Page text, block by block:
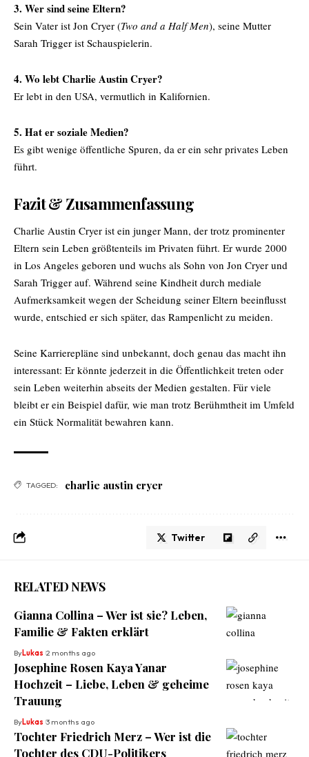
3. Wer sind seine Eltern?
Sein Vater ist Jon Cryer (Two and a Half Men), seine Mutter
Sarah Trigger ist Schauspielerin.
4. Wo lebt Charlie Austin Cryer?
Er lebt in den USA, vermutlich in Kalifornien.
5. Hat er soziale Medien?
Es gibt wenige öffentliche Spuren, da er ein sehr privates Leben
führt.
Fazit & Zusammenfassung
Charlie Austin Cryer ist ein junger Mann, der trotz prominenter
Eltern sein Leben größtenteils im Privaten führt. Er wurde 2000
in Los Angeles geboren und wuchs als Sohn von Jon Cryer und
Sarah Trigger auf. Während seine Kindheit durch mediale
Aufmerksamkeit wegen der Scheidung seiner Eltern beeinflusst
wurde, entschied er sich später, das Rampenlicht zu meiden.
Seine Karrierepläne sind unbekannt, doch genau das macht ihn
interessant: Er könnte jederzeit in die Öffentlichkeit treten oder
sein Leben weiterhin abseits der Medien gestalten. Für viele
bleibt er ein Beispiel dafür, wie man trotz Berühmtheit im Umfeld
ein Stück Normalität bewahren kann.
TAGGED: charlie austin cryer
Twitter
RELATED NEWS
Gianna Collina – Wer ist sie? Leben,
Familie & Fakten erklärt
ByLukas 2 months ago
Josephine Rosen Kaya Yanar
Hochzeit – Liebe, Leben & geheime
Trauung
ByLukas 3 months ago
Tochter Friedrich Merz – Wer ist die
Tochter des CDU-Politikers